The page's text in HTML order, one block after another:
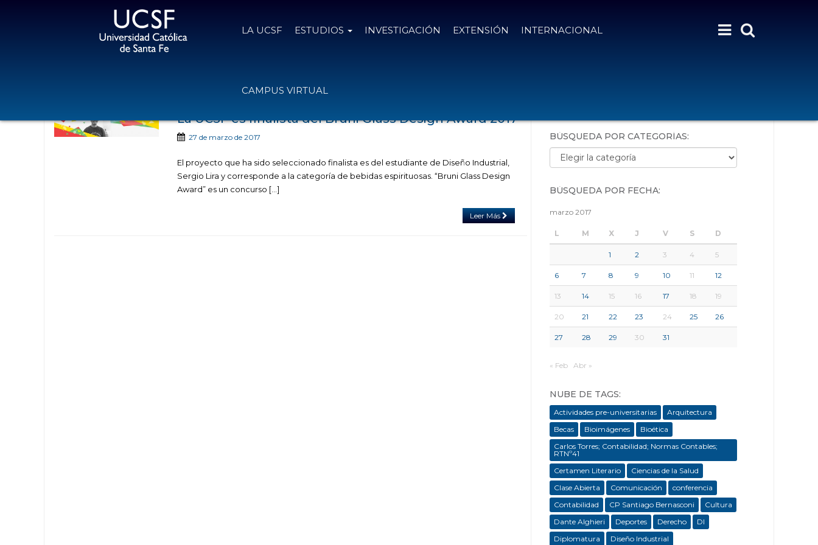
LA UCSF ESTUDIOS INVESTIGACIÓN EXTENSIÓN INTERNACIONAL
CAMPUS VIRTUAL
La UCSF es finalista del Bruni Glass Design Award 2017
27 de marzo de 2017
El proyecto que ha sido seleccionado finalista es del estudiante de Diseño Industrial,
Sergio Lira y corresponde a la categoría de bebidas espirituosas. “Bruni Glass Design
Award” es un concurso […]
Leer Más
BÚSQUEDA POR CATEGORÍAS:
Búsqueda por categorías:
BÚSQUEDA POR FECHA:
marzo 2017
L M X J V S D
1 2 3 4 5
6 7 8 9 10 11 12
13 14 15 16 17 18 19
20 21 22 23 24 25 26
27 28 29 30 31
« Feb Abr »
NUBE DE TAGS:
Actividades pre-universitarias
Arquitectura
Becas
Bioimágenes
Bioética
Carlos Torres; Contabilidad; Normas Contables;
RTNº41
Certamen Literario
Ciencias de la Salud
Clase Abierta
Comunicación
conferencia
Contabilidad
CP Santiago Bernasconi
Cultura
Dante Alghieri
Deportes Derecho
DI
Diplomatura
Diseño Industrial